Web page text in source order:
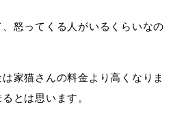
怒ってくる人がいるくらいなの
家猫さんの料金より高くなりま
とは思います。